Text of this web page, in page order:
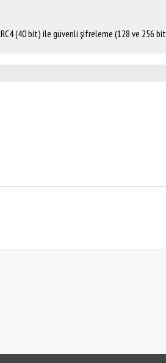
(40 bit) ile güvenli şifreleme (128 ve 256